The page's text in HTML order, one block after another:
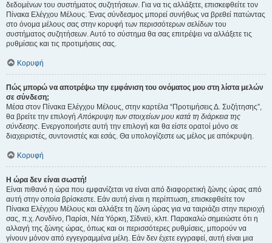
δεδομένων του συστήματος συζητήσεων. Για να τις αλλάξετε, επισκεφθείτε τον
Πίνακα Ελέγχου Μέλους. Ένας σύνδεσμος μπορεί συνήθως να βρεθεί πατώντας
στο όνομα μέλους σας στην κορυφή των περισσότερων σελίδων του
συστήματος συζητήσεων. Αυτό το σύστημα θα σας επιτρέψει να αλλάξετε τις
ρυθμίσεις και τις προτιμήσεις σας.
Κορυφή
Πώς μπορώ να αποτρέψω την εμφάνιση του ονόματος μου στη λίστα μελών
σε σύνδεση;
Μέσα στον Πίνακα Ελέγχου Μέλους, στην καρτέλα “Προτιμήσεις Δ. Συζήτησης”,
θα βρείτε την επιλογήΑπόκρυψη των στοιχείων μου κατά τη διάρκεια της
σύνδεσης. Ενεργοποιήστε αυτή την επιλογή και θα είστε ορατοί μόνο σε
διαχειριστές, συντονιστές και εσάς. Θα υπολογίζεστε ως μέλος με απόκρυψη.
Κορυφή
Η ώρα δεν είναι σωστή!
Είναι πιθανό η ώρα που εμφανίζεται να είναι από διαφορετική ζώνης ώρας από
αυτή στην οποία βρίσκεστε. Εάν αυτή είναι η περίπτωση, επισκεφθείτε τον
Πίνακα Ελέγχου Μέλους και αλλάξτε τη ζώνη ώρας για να ταιριάζει στην περιοχή
σας, π.χ. Λονδίνο, Παρίσι, Νέα Υόρκη, Σίδνεϋ, κλπ. Παρακαλώ σημειώστε ότι η
αλλαγή της ζώνης ώρας, όπως και οι περισσότερες ρυθμίσεις, μπορούν να
γίνουν μόνον από εγγεγραμμένα μέλη. Εάν δεν έχετε εγγραφεί, αυτή είναι μια